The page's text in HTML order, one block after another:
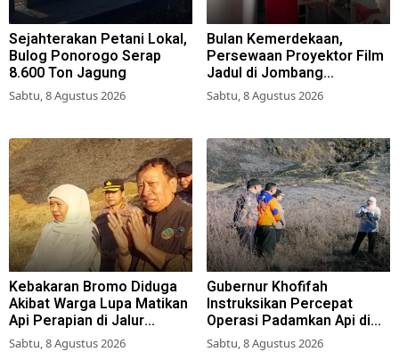
Sejahterakan Petani Lokal,
Bulog Ponorogo Serap
8.600 Ton Jagung
Sabtu, 8 Agustus 2026
Bulan Kemerdekaan,
Persewaan Proyektor Film
Jadul di Jombang
Meningkat
Sabtu, 8 Agustus 2026
Kebakaran Bromo Diduga
Akibat Warga Lupa Matikan
Api Perapian di Jalur
Tradisional
Sabtu, 8 Agustus 2026
Gubernur Khofifah
Instruksikan Percepat
Operasi Padamkan Api di
Wisata Bromo
Sabtu, 8 Agustus 2026